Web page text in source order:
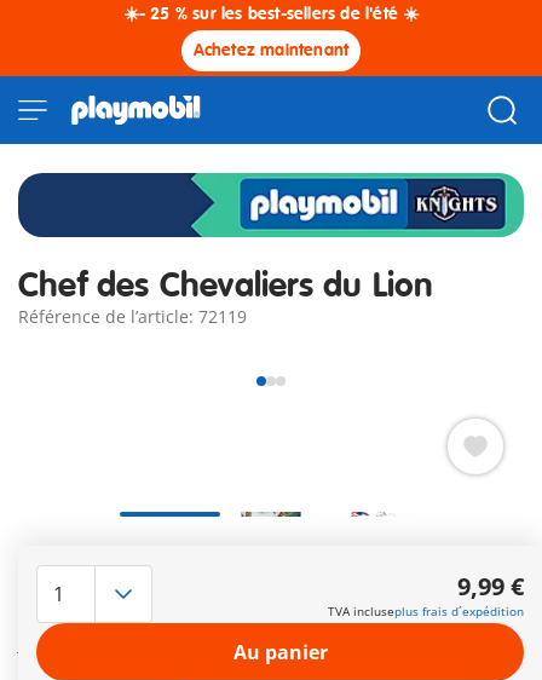
☀️- 25 % sur les best-sellers de l'été ☀️
Achetez maintenant
Chef des Chevaliers du Lion
Référence de l’article: 72119
en bataille sur son cheval blanc - son armure brillante d’or et
d’argent reflète la lumière du soleil. Dans sa main flotte
l’étendard des chevaliers du lion – un symbole de courage, de
justice et de force.
Autres informations
9,99 €
TVA incluseplus frais d´expédition
Au panier